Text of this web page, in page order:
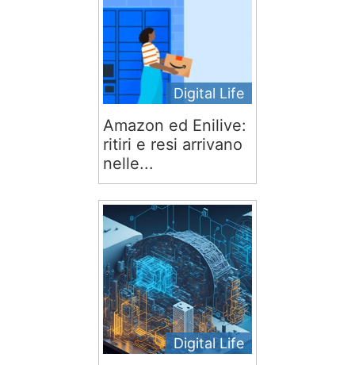
Digital Life
Amazon ed Enilive:
ritiri e resi arrivano
nelle...
Digital Life